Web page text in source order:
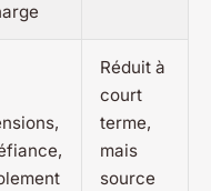
Réduit à
court
terme,
mais
source